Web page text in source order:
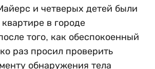
и четверых детей были
в городе
того, как обеспокоенный
раз просил проверить
обнаружения тела